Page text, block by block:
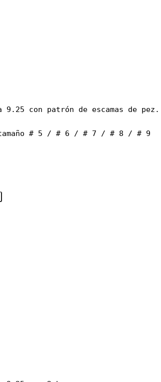
con patrón de escamas de pez.
# 5 / # 6 / # 7 / # 8 / # 9